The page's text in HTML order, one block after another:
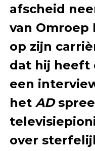
afscheid
van Omroep
op zijn
dat hij heeft
een
het AD
over